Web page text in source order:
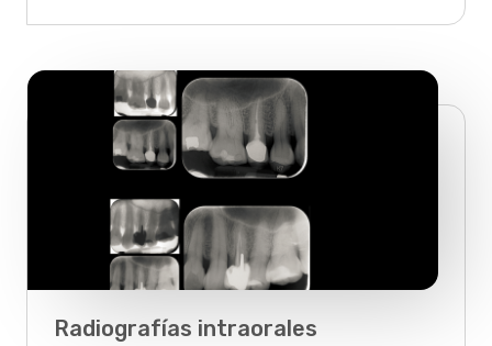
Radiografías intraorales